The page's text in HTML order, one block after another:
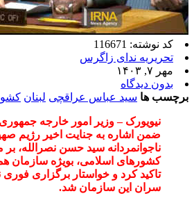
کد نوشته: 116671
تحریریه ندای زاگرس
مهر ۷, ۱۴۰۳
بدون دیدگاه
برچسب ها سید عباس عراقچی لبنان
نیویورک – وزیر امور خارجه
ضمن اشاره به جنایت اخیر رژیم
ناجوانمردانه سید حسن نصرالله،
کشورهای اسلامی، بویژه سازمان
تاکید کرد و خواستار برگزاری
سران این سازمان شد.